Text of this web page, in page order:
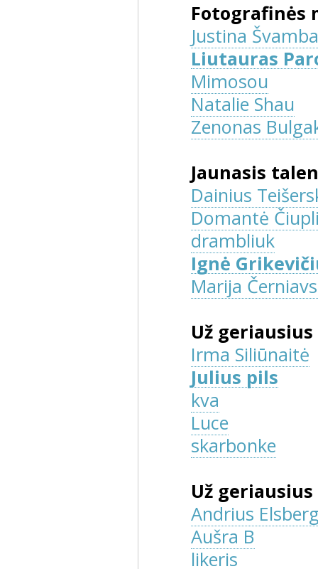
Fotografinės
Justina
Liutauras
Mimosou
Natalie Shau
Zenonas
Jaunasis
Dainius
Domantė
drambliuk
Ignė
Marija
Už
Irma Siliūnaitė
Julius pils
kva
Luce
skarbonke
Už
Andrius
Aušra B
likeris